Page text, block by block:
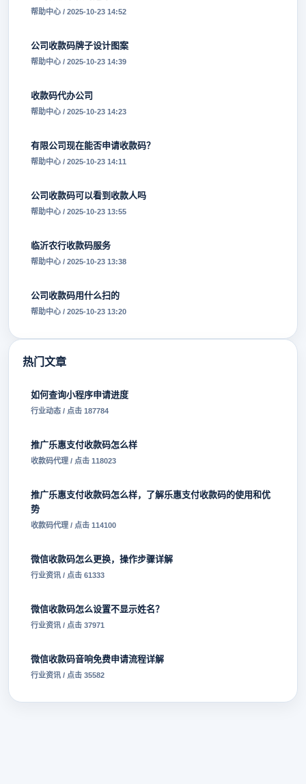
帮助中心 / 2025-10-23 14:52
公司收款码牌子设计图案
帮助中心 / 2025-10-23 14:39
收款码代办公司
帮助中心 / 2025-10-23 14:23
有限公司现在能否申请收款码？
帮助中心 / 2025-10-23 14:11
公司收款码可以看到收款人吗
帮助中心 / 2025-10-23 13:55
临沂农行收款码服务
帮助中心 / 2025-10-23 13:38
公司收款码用什么扫的
帮助中心 / 2025-10-23 13:20
热门文章
如何查询小程序申请进度
行业动态 / 点击 187784
推广乐惠支付收款码怎么样
收款码代理 / 点击 118023
推广乐惠支付收款码怎么样，了解乐惠支付收款码的使用和优
势
收款码代理 / 点击 114100
微信收款码怎么更换，操作步骤详解
行业资讯 / 点击 61333
微信收款码怎么设置不显示姓名？
行业资讯 / 点击 37971
微信收款码音响免费申请流程详解
行业资讯 / 点击 35582